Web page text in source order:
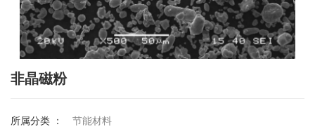
非晶磁粉
所属分类 ：
节能材料